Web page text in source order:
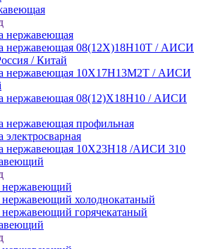
нержавеющая
нержавеющая 08(12Х)18Н10Т / АИСИ
/ Китай
нержавеющая 10Х17Н13М2Т / АИСИ
нержавеющая 08(12)Х18Н10 / АИСИ
нержавеющая профильная
электросварная
нержавеющая 10Х23Н18 /АИСИ 310
нержавеющий
холоднокатаный
горячекатаный